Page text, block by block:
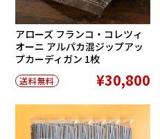
アローズ フランコ・コレツィ
オーニ アルパカ混ジップアッ
プカーディガン 1枚
送料無料 ¥30,800